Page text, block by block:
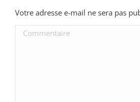
Votre adresse e-mail ne sera pas
Commentaire